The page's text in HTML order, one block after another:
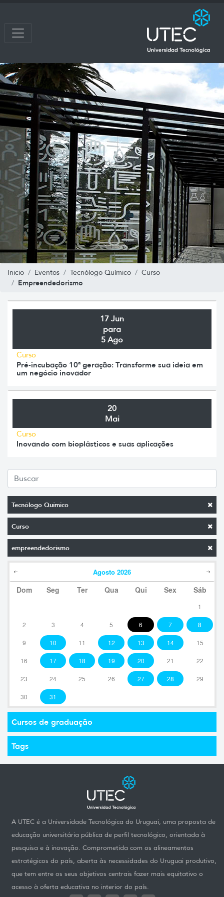
Inicio Eventos Tecnólogo Químico Curso
Empreendedorismo
Tecnólogo Químico
Curso
empreendedorismo
Agosto 2026
Dom Seg Ter Qua Qui Sex Sáb
1
2 3 4 5 6 7 8
9 10 11 12 13 14 15
16 17 18 19 20 21 22
23 24 25 26 27 28 29
30 31
Cursos de graduação
Tags
17 Jun
para
5 Ago
Curso
Pré-incubação 10ª geração: Transforme sua ideia em
um negócio inovador
20
Mai
Curso
Inovando com bioplásticos e suas aplicações
A UTEC é a Universidade Tecnológica do Uruguai, uma proposta de
educação universitária pública de perfil tecnológico, orientada à
pesquisa e à inovação. Comprometida com os alineamentos
estratégicos do país, aberta às necessidades do Uruguai produtivo,
que tem entre os seus objetivos centrais fazer mais equitativo o
acesso à oferta educativa no interior do país.